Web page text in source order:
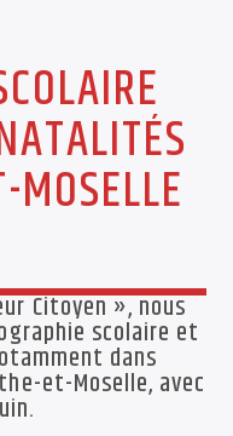
Citoyen », nous
scolaire et
dans
et-Moselle, avec